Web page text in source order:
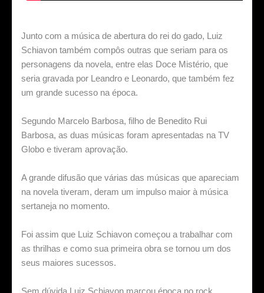
Junto com a música de abertura do rei do gado, Luiz
Schiavon também compôs outras que seriam para os
personagens da novela, entre elas Doce Mistério, que
seria gravada por Leandro e Leonardo, que também fez
um grande sucesso na época.
Segundo Marcelo Barbosa, filho de Benedito Rui
Barbosa, as duas músicas foram apresentadas na TV
Globo e tiveram aprovação.
A grande difusão que várias das músicas que apareciam
na novela tiveram, deram um impulso maior à música
sertaneja no momento.
Foi assim que Luiz Schiavon começou a trabalhar com
as thrilhas e como sua primeira obra se tornou um dos
seus maiores sucessos.
Sem dúvida Luiz Schiavon marcou época no rock